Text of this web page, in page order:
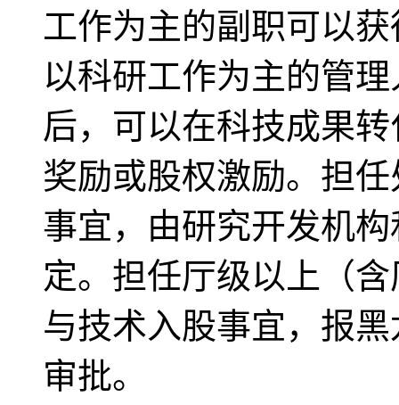
工作为主的副职可以
以科研工作为主的管
后，可以在科技成果
奖励或股权激励。担
事宜，由研究开发机
定。担任厅级以上（
与技术入股事宜，报
审批。